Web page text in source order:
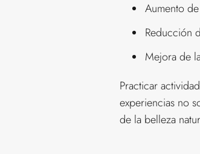
Aumento
Reducción
Mejora de
Practicar
experiencias no
de la belleza